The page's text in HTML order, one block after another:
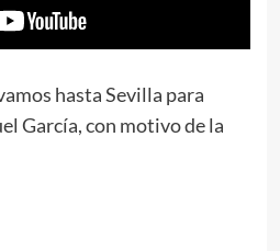
hasta Sevilla para
García, con motivo de la